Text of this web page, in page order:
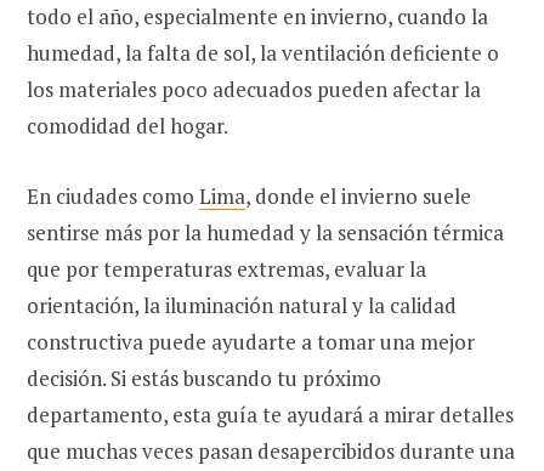
todo el año, especialmente en invierno, cuando la
humedad, la falta de sol, la ventilación deficiente o
los materiales poco adecuados pueden afectar la
comodidad del hogar.
En ciudades como Lima, donde el invierno suele
sentirse más por la humedad y la sensación térmica
que por temperaturas extremas, evaluar la
orientación, la iluminación natural y la calidad
constructiva puede ayudarte a tomar una mejor
decisión. Si estás buscando tu próximo
departamento, esta guía te ayudará a mirar detalles
que muchas veces pasan desapercibidos durante una